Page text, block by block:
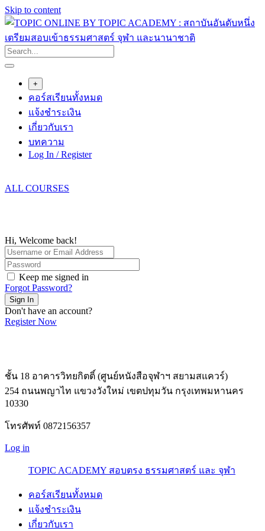
Skip to content
+
คอร์สเรียนทั้งหมด
แจ้งชำระเงิน
เกี่ยวกับเรา
บทความ
Log In / Register
ALL COURSES
Hi, Welcome back!
Keep me signed in
Forgot Password?
Sign In
Don't have an account?
Register Now
ชั้น 18 อาคารวิทยกิตติ์ (ศูนย์หนังสือจุฬาฯ สยามสแควร์)
254 ถนนพญาไท แขวงวังใหม่ เขตปทุมวัน กรุงเทพมหานคร
10330
โทรศัพท์ 0872156357
Log in
TOPIC ACADEMY สอบตรง ธรรมศาสตร์ และ จุฬา
คอร์สเรียนทั้งหมด
แจ้งชำระเงิน
เกี่ยวกับเรา